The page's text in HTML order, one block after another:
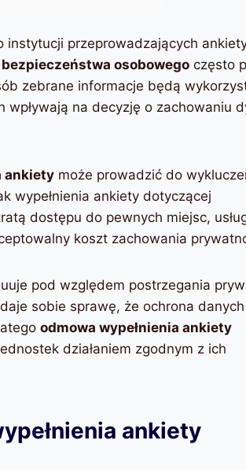
przeprowadzających
osobowego często
zebrane informacje będą
na decyzję o zachowaniu
ankiety może prowadzić do
wypełnienia ankiety dotyczącej
dostępu do pewnych miejsc,
koszt zachowania
pod względem postrzegania
sobie sprawę, że ochrona danych
odmowa wypełnienia ankiety
działaniem zgodnym z ich
ankiety